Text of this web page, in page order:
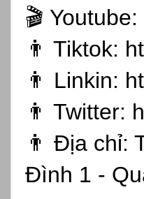
🎬 Youtube:
👨 Tiktok:
👨 Linkin:
👨 Twitter:
👨 Địa chỉ:
Đình 1 -